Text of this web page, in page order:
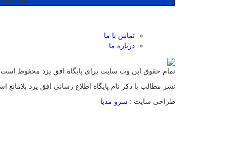
تماس با ما
درباره ما
تمام حقوق این وب سایت برای پایگاه افق یزد محفوظ است.
نشر مطالب با ذکر نام پایگاه اطلاع رسانی افق یزد بلامانع
طراحی سایت : سرو مدیا